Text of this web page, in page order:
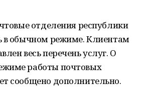
отделения республики
в обычном режиме. Клиентам
весь перечень услуг. О
работы почтовых
сообщено дополнительно.